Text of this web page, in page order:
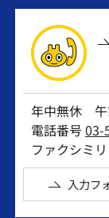
年中無休 午
電話番号03-
ファクシミ
入力フ